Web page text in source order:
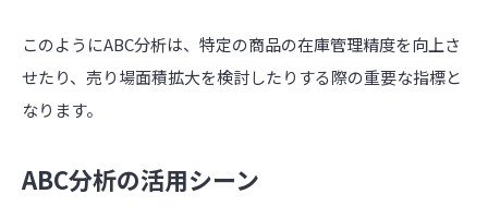
このようにABC分析は、特定の商品の在庫管理精度を向上さ
せたり、売り場面積拡大を検討したりする際の重要な指標と
なります。
ABC分析の活用シーン